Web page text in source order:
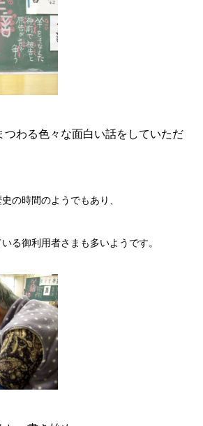
つわる色々な面白い話をしていただ
の時間のようでもあり、
る御利用者さまも多いようです。